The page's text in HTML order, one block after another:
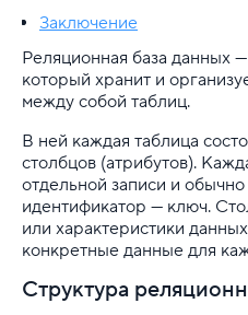
Выделенные серверы
Правила оказания
Полезная
...
Развертываем Hyper-
Расширенная защита
Заключение
Реляционная база данных
который хранит и
между собой таблиц.
В ней каждая таблица
столбцов (атрибутов).
отдельной записи и
идентификатор — ключ.
или характеристики
конкретные данные для
Структура